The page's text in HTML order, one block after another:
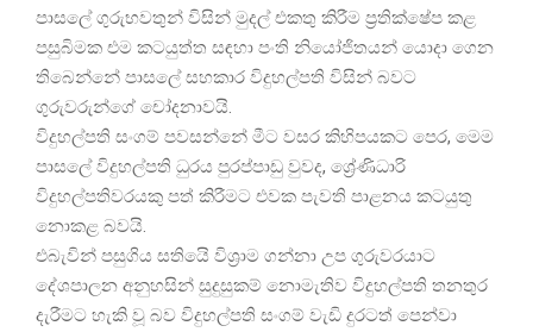
පාසලේ ගුරුභවතුන් විසින් මුදල් එකතු කිරීම ප්‍රතික්ෂේප කළ
පසුබිමක එම කටයුත්ත සඳහා පංති නියෝජිතයන් යොදා ගෙන
තිබෙන්නේ පාසලේ සහකාර විදුහල්පති විසින් බවට
ගුරුවරුන්ගේ චෝදනාවයි.
විදුහල්පති සංගම් පවසන්නේ මීට වසර කිහිපයකට පෙර, මෙම
පාසලේ විදුහල්පති ධුරය පුරප්පාඩු වුවද, ශ්‍රේණිධාරි
විදුහල්පතිවරයකු පත් කිරීමට එවක පැවති පාළනය කටයුතු
නොකළ බවයි.
එබැවින් පසුගිය සතියෙි විශ්‍රාම ගන්නා උප ගුරුවරයාට
දේශපාලන අනුහසින් සුදුසුකම් නොමැතිව විදුහල්පති තනතුර
දැරීමට හැකි වූ බව විදුහල්පති සංගම් වැඩි දුරටත් පෙන්වා